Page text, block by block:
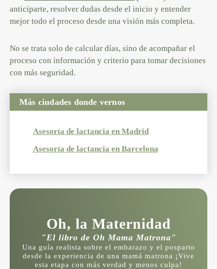
anticiparte, resolver dudas desde el inicio y entender
mejor todo el proceso desde una visión más completa.
No se trata solo de calcular días, sino de acompañar el
proceso con información y criterio para tomar decisiones
con más seguridad.
Más ciudades donde vernos
Asesoría de lactancia en Madrid
Asesoría de lactancia en Barcelona
Oh, la Maternidad
"El libro de Oh Mama Matrona"
Una guía realista sobre el embarazo y el posparto
desde la experiencia de una mamá matrona ¡Vive
esta etapa con más verdad y menos culpa!